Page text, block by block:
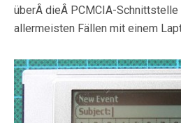
überÂ dieÂ PCMCIA-
allermeisten Fällen mit einem